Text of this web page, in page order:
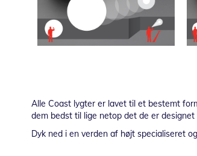
Alle Coast lygter er lavet til et bestemt
dem bedst til lige netop det de er
Dyk ned i en verden af højt specialiseret